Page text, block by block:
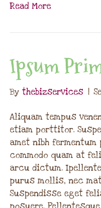
Read More
Ipsum
By thebizservices |
Aliquam tempus
etiam porttitor.
amet nibh
commodo quam at
arcu dictum.
purus mollis, nec
Suspendisse eget